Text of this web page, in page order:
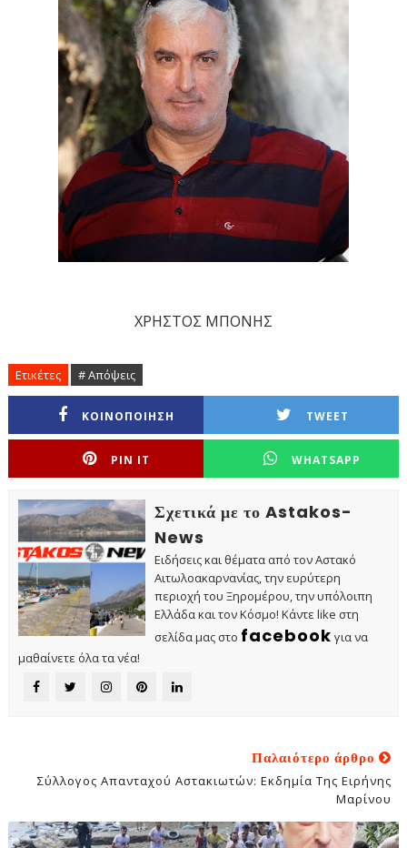
ΧΡΗΣΤΟΣ ΜΠΟΝΗΣ
Ετικέτες # Απόψεις
ΚΟΙΝΟΠΟΙΗΣΗ TWEET
PIN IT WHATSAPP
Σχετικά με το Astakos-
News
Ειδήσεις και θέματα από τον Αστακό
Αιτωλοακαρνανίας, την ευρύτερη
περιοχή του Ξηρομέρου, την υπόλοιπη
Ελλάδα και τον Κόσμο! Κάντε like στη
σελίδα μας στο facebook για να
μαθαίνετε όλα τα νέα!
Παλαιότερο άρθρο
Σύλλογος Απανταχού Αστακιωτών: Εκδημία Της Ειρήνης
Μαρίνου